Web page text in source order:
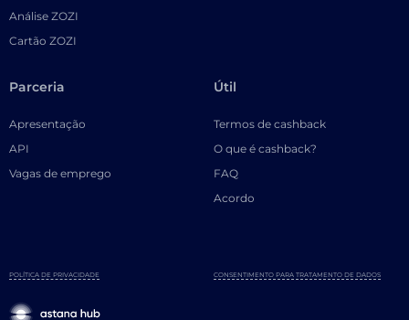
Análise ZOZI
Cartão ZOZI
Parceria
Apresentação
API
Vagas de emprego
Útil
Termos de cashback
O que é cashback?
FAQ
Acordo
POLÍTICA DE PRIVACIDADE CONSENTIMENTO PARA TRATAMENTO DE DADOS